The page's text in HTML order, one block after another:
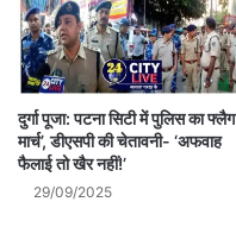
दुर्गा पूजा: पटना सिटी में पुलिस का फ्लैग
मार्च’, डीएसपी की चेतावनी- ‘अफवाह
फैलाई तो खैर नहीं!’
29/09/2025